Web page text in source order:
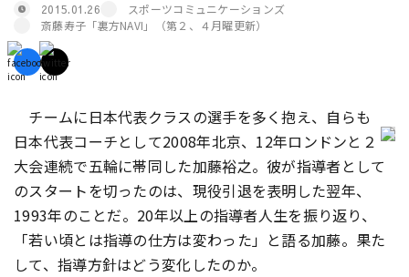
2015.01.26
スポーツコミュニケーションズ
斎藤寿子「裏方NAVI」（第２、４月曜更新）
チームに日本代表クラスの選手を多く抱え、自らも
日本代表コーチとして2008年北京、12年ロンドンと２
大会連続で五輪に帯同した加藤裕之。彼が指導者として
のスタートを切ったのは、現役引退を表明した翌年、
1993年のことだ。20年以上の指導者人生を振り返り、
「若い頃とは指導の仕方は変わった」と語る加藤。果た
して、指導方針はどう変化したのか。